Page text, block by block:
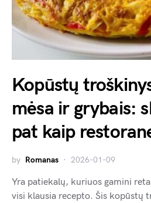
Kopūstų
mėsa ir grybais:
pat kaip
by Romanas 2026-01-09
Yra patiekalų, kuriuos gamini
visi klausia recepto. Šis kopūstų